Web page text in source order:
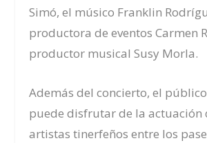
Simó, el músico Franklin
productora de eventos Carmen
productor musical Susy Morla.
Además del concierto, el
puede disfrutar de la actuación
artistas tinerfeños entre los